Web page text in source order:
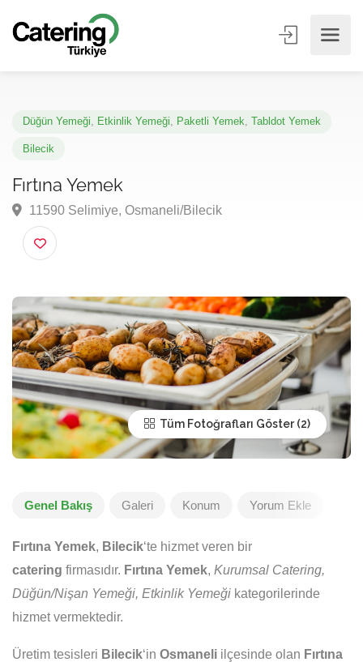
Fırtına Yemek
11590 Selimiye, Osmaneli/Bilecik
Tüm Fotoğrafları Göster
Genel Bakış Galeri Konum Yorum Ekle
Fırtına Yemek, Bilecik‘te hizmet veren bir
catering firmasıdır. Fırtına Yemek, Kurumsal Catering,
Düğün/Nişan Yemeği, Etkinlik Yemeği kategorilerinde
hizmet vermektedir.
Üretim tesisleri Bilecik‘in Osmaneli ilçesinde olan Fırtına